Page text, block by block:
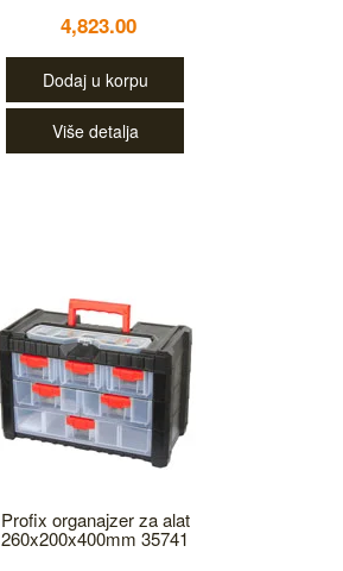
4,823.00
Dodaj u korpu
Više detalja
Profix organajzer za alat
260x200x400mm 35741